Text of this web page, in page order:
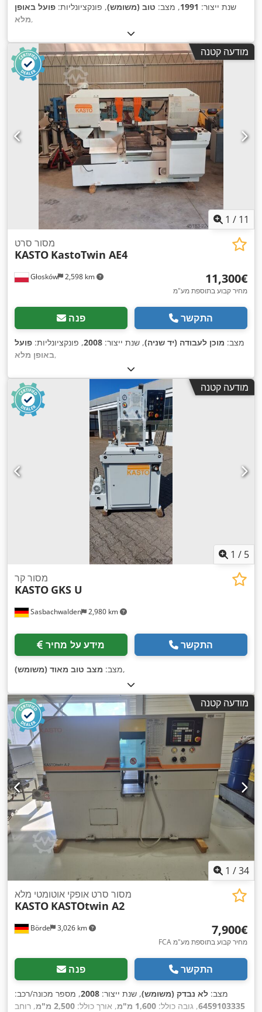
שנת ייצור: 1991, מצב: טוב (משומש), פונקציונליות: פועל באופן
מלא,
מודעה קטנה
1 / 11
Głosków 2,598 km
מסור סרט
KASTO KastoTwin AE4
‏11,300 ‏€
מחיר קבוע בתוספת מע"מ
פנה התקשר
מצב: מוכן לעבודה (יד שניה), שנת ייצור: 2008, פונקציונליות: פועל
באופן מלא,
מודעה קטנה
1 / 5
Sasbachwalden 2,980 km
מסור קר
KASTO GKS U
מידע על מחיר התקשר
מצב: מצב טוב מאוד (משומש) ,
מודעה קטנה
1 /34
Börde 3,026 km
מסור סרט אופקי אוטומטי מלא
KASTO KASTOtwin A2
‏7,900 ‏€
FCA מחיר קבוע בתוספת מע"מ
פנה התקשר
מצב: לא נבדק (משומש), שנת ייצור: 2008, מספר מכונה/רכב:
6459103335, גובה כולל: 1,600 מ"מ , אורך כולל: 2,500 מ"מ
, רוחב